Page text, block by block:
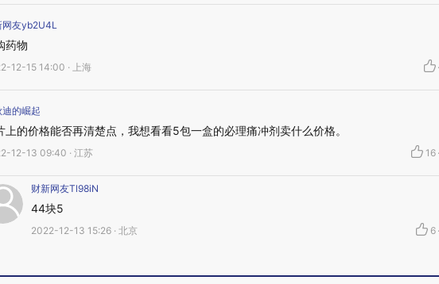
网友yb2U4L
药物
12-15 14:00 · 上海 ·
迪的崛起
上的价格能否再清楚点，我想看看5包一盒的必理痛冲剂卖什么价格。
12-13 09:40 · 江苏 16 ·
财新网友Tl98iN
44块5
2022-12-13 15:26 · 北京 6 ·